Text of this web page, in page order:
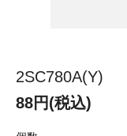
2SC780A(Y)
88円(税込)